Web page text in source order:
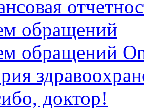
обращений
обращений
доктор!